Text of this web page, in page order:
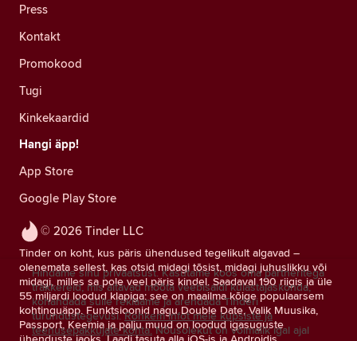
© 2026 Tinder LLC
Tinder on koht, kus päris ühendused tegelikult algavad –
olenemata sellest, kas otsid midagi tõsist, midagi juhuslikku või
midagi, milles sa pole veel päris kindel. Saadaval 190 riigis ja üle
55 miljardi loodud klapiga: see on maailma kõige populaarsem
kohtinguäpp. Funktsioonid nagu Double Date, Valik Muusika,
Passport, Keemia ja palju muud on loodud igasuguste
Press
Kontakt
Promokood
Tugi
Kinkekaardid
Hangi äpp!
App Store
Google Play Store
Hindame sinu privaatsust. Kasutame koos oma partneritega
träkkereid, mis aitavad mõõta veebisaidi külastajaskonda,
kohandada sulle reklaame ja arendada Tinderi
turundustegevusi. Rohkem infot meie küpsiste ja
teenusepakkujate kohta. Nõusolekut on võimalik igal ajal